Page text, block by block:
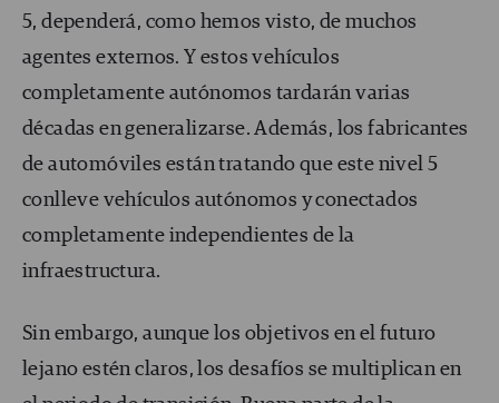
5, dependerá, como hemos visto, de muchos
agentes externos. Y estos vehículos
completamente autónomos tardarán varias
décadas en generalizarse. Además, los fabricantes
de automóviles están tratando que este nivel 5
conlleve vehículos autónomos y conectados
completamente independientes de la
infraestructura.
Sin embargo, aunque los objetivos en el futuro
lejano estén claros, los desafíos se multiplican en